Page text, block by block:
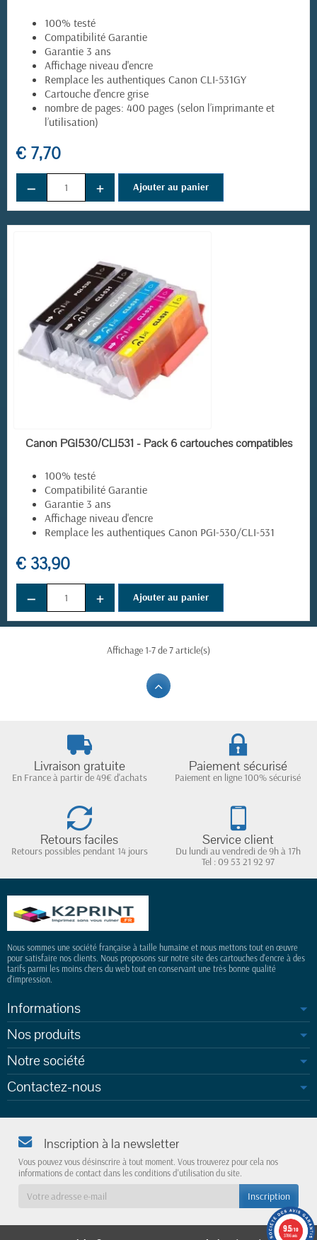
100% testé
Compatibilité Garantie
Garantie 3 ans
Affichage niveau d'encre
Remplace les authentiques Canon CLI-531GY
Cartouche d'encre grise
nombre de pages: 400 pages (selon l’imprimante et
l’utilisation)
€ 7,70
− + Ajouter au panier
EN STOCK
Canon PGI530/CLI531 - Pack 6 cartouches compatibles
100% testé
Compatibilité Garantie
Garantie 3 ans
Affichage niveau d'encre
Remplace les authentiques Canon PGI-530/CLI-531
€ 33,90
− + Ajouter au panier
Affichage 1-7 de 7 article(s)
Livraison gratuite
En France à partir de 49€ d'achats
Paiement sécurisé
Paiement en ligne 100% sécurisé
Retours faciles
Retours possibles pendant 14 jours
Service client
Du lundi au vendredi de 9h à 17h
Tel : 09 53 21 92 97
Nous sommes une société française à taille humaine et nous mettons tout en œuvre
pour satisfaire nos clients. Nous proposons sur notre site des cartouches d'encre à des
tarifs parmi les moins chers du web tout en conservant une très bonne qualité
d'impression.
Informations
Nos produits
Notre société
Contactez-nous
Inscription à la newsletter
Vous pouvez vous désinscrire à tout moment. Vous trouverez pour cela nos
informations de contact dans les conditions d'utilisation du site.
9.5/10
3786 avis